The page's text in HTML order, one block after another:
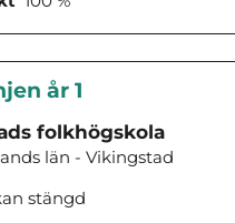
år 1
folkhögskola
län - Vikingstad
stängd